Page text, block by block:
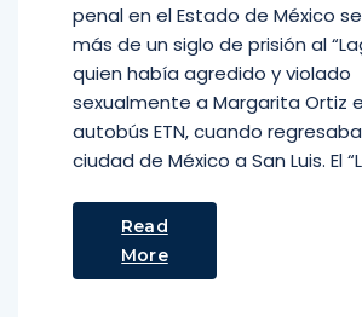
penal en el Estado de México
más de un siglo de prisión al
quien había agredido y violado
sexualmente a Margarita Ortiz
autobús ETN, cuando
ciudad de México a San Luis. El
Read
More